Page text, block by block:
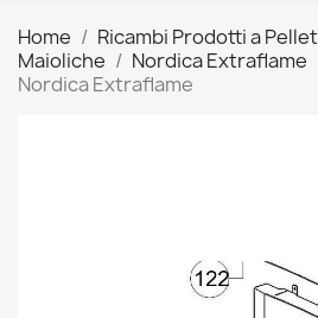
Home Ricambi Prodotti a Pellet
Maioliche
Nordica Extraflame
Nordica Extraflame